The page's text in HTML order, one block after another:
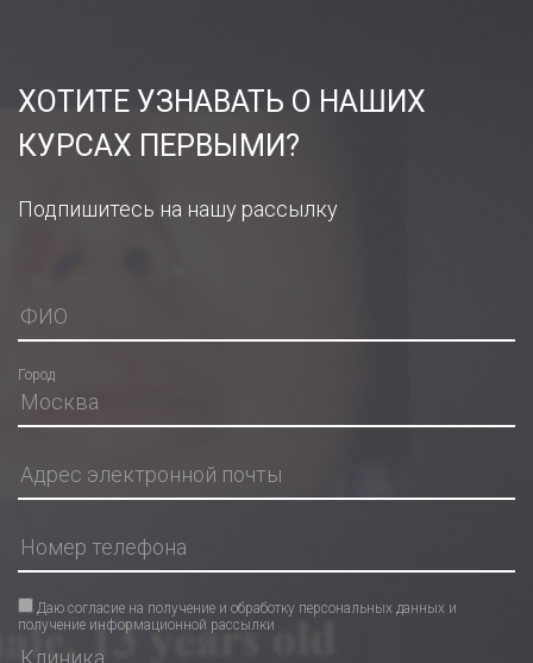
ХОТИТЕ УЗНАВАТЬ О НАШИХ
КУРСАХ ПЕРВЫМИ?
Подпишитесь на нашу рассылку
Город
Даю согласие на получение и обработку персональных данных и
получение информационной рассылки